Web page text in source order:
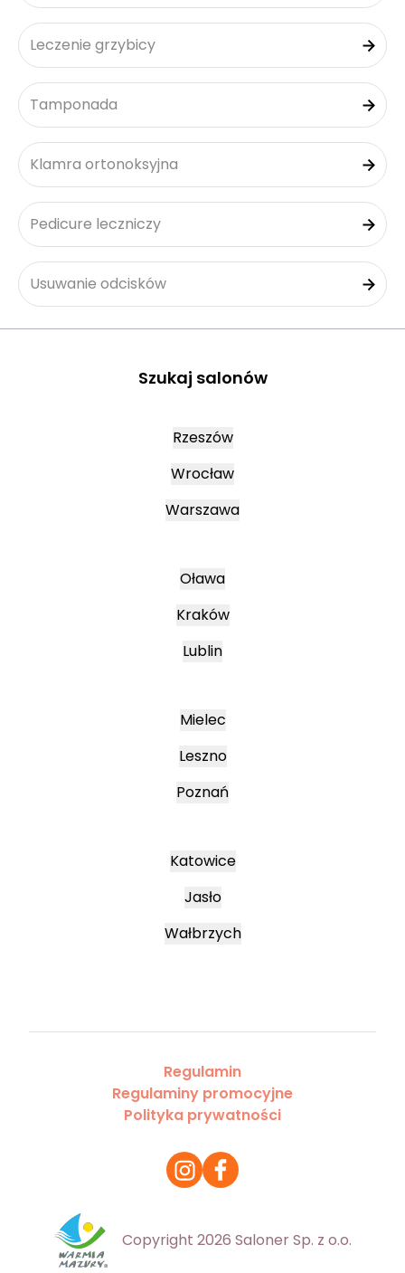
Leczenie grzybicy
Tamponada
Klamra ortonoksyjna
Pedicure leczniczy
Usuwanie odcisków
Szukaj salonów
Rzeszów
Wrocław
Warszawa
Oława
Kraków
Lublin
Mielec
Leszno
Poznań
Katowice
Jasło
Wałbrzych
Regulamin
Regulaminy promocyjne
Polityka prywatności
Copyright 2026 Saloner Sp. z o.o.